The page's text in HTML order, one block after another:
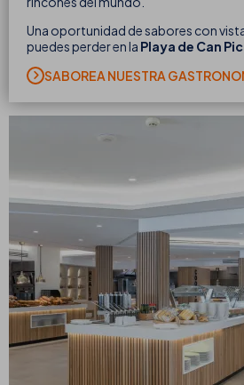
Una oportunidad de sabores con
puedes perder en la Playa de Can
SABOREA NUESTRA